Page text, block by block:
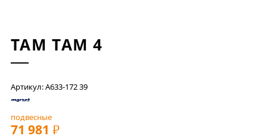
TAM TAM 4
Артикул: A633-172 39
подвесные
71 981 РУБ